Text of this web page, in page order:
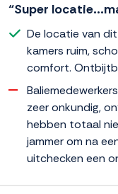
“Super
De locatie van
kamers ruim,
comfort.
zeer onkundig,
hebben totaal
jammer om na
uitchecken een